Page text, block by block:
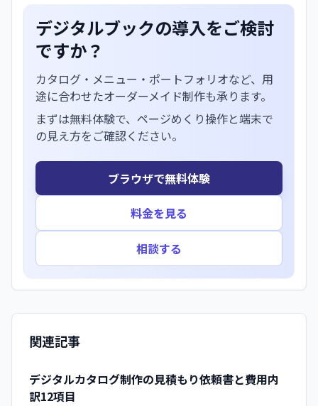
デジタルブックの導入をご検討
ですか？
カタログ・メニュー・ポートフォリオなど、用
途に合わせたオーダーメイド制作も承ります。
まずは無料体験で、ページめくり操作と端末で
の見え方をご確認ください。
ブラウザで無料体験
料金を見る
相談する
関連記事
デジタルカタログ制作の見積もり依頼書と費用内
訳12項目